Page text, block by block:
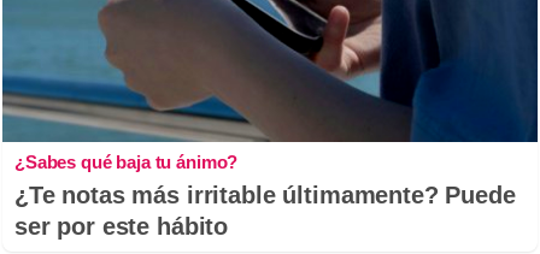
¿Sabes qué baja tu ánimo?
¿Te notas más irritable últimamente? Puede
ser por este hábito